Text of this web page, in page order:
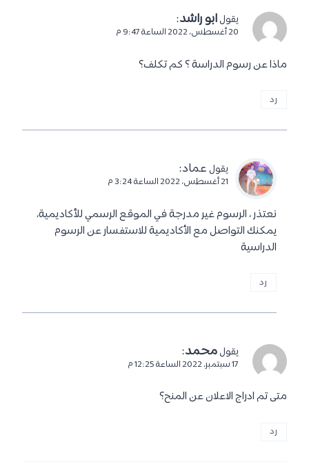
يقول ابو راشد:
20 أغسطس، 2022 الساعة 9:47 م
ماذا عن رسوم الدراسة ؟ كم تكلف؟
رد
يقول عماد:
21 أغسطس، 2022 الساعة 3:24 م
نعتذر ، الرسوم غير مدرجة في الموقع الرسمي للأكاديمية،
يمكنك التواصل مع الأكاديمية للاستفسار عن الرسوم
الدراسية
رد
يقول محمد:
17 سبتمبر، 2022 الساعة 12:25 م
متى تم ادراج الاعلان عن المنح؟
رد